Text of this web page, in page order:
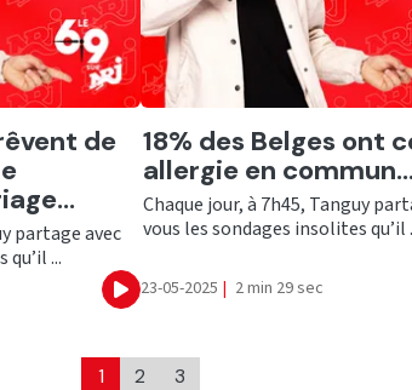
de
partage avec
...
Ecouter
Ecouter
18% des Belges ont
allergie en
Chaque jour, à 7h45, Tanguy
vous les sondages insolites qu’il
23-05-2025 | 2 min 29 sec
1 2 3